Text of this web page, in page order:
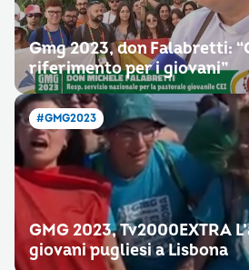
Gmg 2023, don Falabretti:
riferimento per i giovani”
#GMG2023
GMG 2023, Tv2000EXTRA
giovani pugliesi a Lisbona